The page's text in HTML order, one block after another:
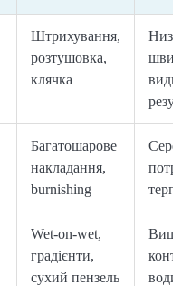
Штрихування,
розтушовка,
клячка
видно
Багатошарове
накладання,
burnishing
Wet-on-wet,
градієнти,
сухий пензель
води